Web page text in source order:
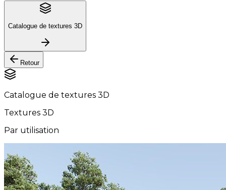
Catalogue de textures 3D
Retour
Catalogue de textures 3D
Textures 3D
Par utilisation